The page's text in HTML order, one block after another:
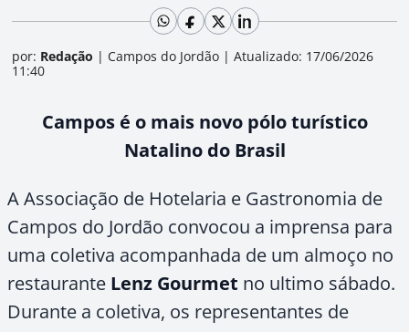
por: Redação | Campos do Jordão | Atualizado: 17/06/2026
11:40
Campos é o mais novo pólo turístico
Natalino do Brasil
A Associação de Hotelaria e Gastronomia de
Campos do Jordão convocou a imprensa para
uma coletiva acompanhada de um almoço no
restaurante Lenz Gourmet no ultimo sábado.
Durante a coletiva, os representantes de